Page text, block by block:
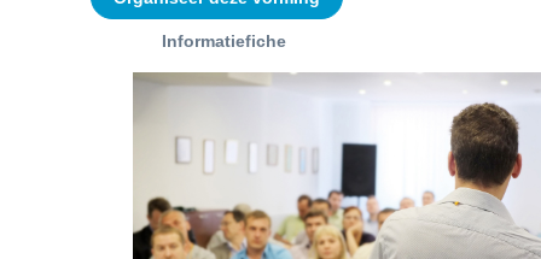
Informatiefiche